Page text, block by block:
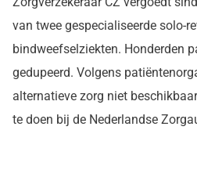
van twee gespecialiseerde solo-
bindweefselziekten. Honderden
gedupeerd. Volgens
alternatieve zorg niet
te doen bij de Nederlandse